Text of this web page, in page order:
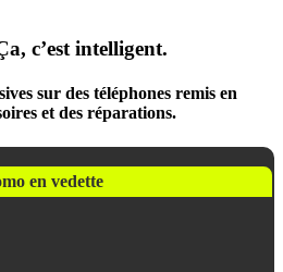
c’est intelligent.
sur des téléphones remis en
et des réparations.
en vedette